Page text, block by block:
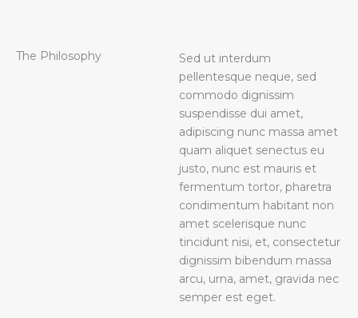
The Philosophy
Sed ut interdum
pellentesque neque, sed
commodo dignissim
suspendisse dui amet,
adipiscing nunc massa amet
quam aliquet senectus eu
justo, nunc est mauris et
fermentum tortor, pharetra
condimentum habitant non
amet scelerisque nunc
tincidunt nisi, et, consectetur
dignissim bibendum massa
arcu, urna, amet, gravida nec
semper est eget.